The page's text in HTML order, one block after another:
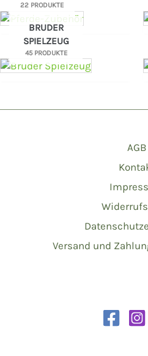
22 PRODUKTE
BRUDER
SPIELZEUG
45 PRODUKTE
AGB
Versand und